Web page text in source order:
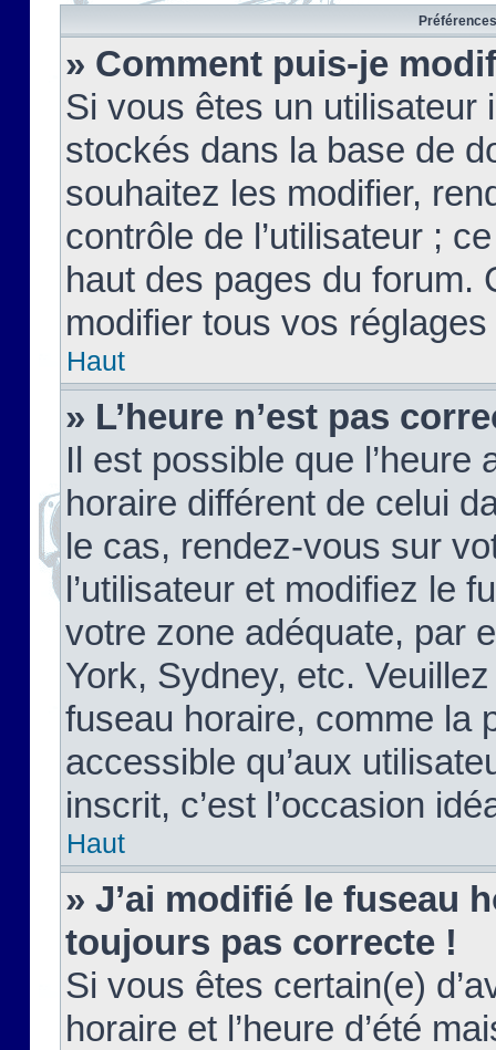
» Comment puis-je
Si vous êtes un
stockés dans la base de
souhaitez les modifier,
contrôle de l’utilisateur ;
haut des pages du forum.
modifier tous vos
Haut
» L’heure n’est pas
Il est possible que
horaire différent de celui
le cas, rendez-vous sur
l’utilisateur et modifiez le
votre zone adéquate, par
York, Sydney, etc.
fuseau horaire, comme la
accessible qu’aux
inscrit, c’est l’occasion
Haut
» J’ai modifié le fuseau
toujours pas correcte !
Si vous êtes certain(e)
horaire et l’heure d’été